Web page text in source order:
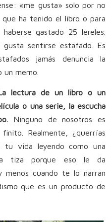
«me gusta» solo por no
ha tenido el libro o para
gastado 25 lereles.
sentirse estafado. Es
jamás denuncia la
memo.
lectura de un libro o un
o una serie, la escucha
Ninguno de nosotros es
Realmente, ¿querrías
tu vida leyendo como una
tiza porque eso le da
menos cuando te lo narran
que es un producto de